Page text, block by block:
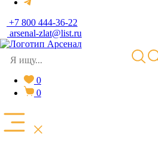
+7 800 444-36-22
arsenal-zlat@list.ru
0
0